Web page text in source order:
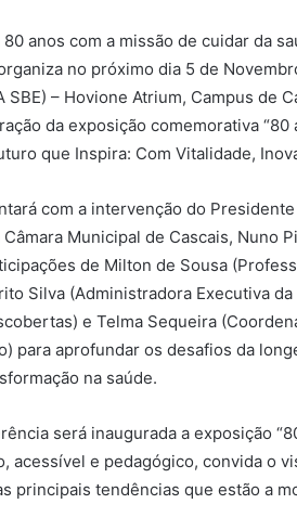
80 anos com a missão de cuidar da
no próximo dia 5 de
SBE) – Hovione Atrium, Campus de
da exposição comemorativa “80
que Inspira: Com Vitalidade,
com a intervenção do
Municipal de Cascais, Nuno
de Milton de Sousa
Silva (Administradora Executiva
e Telma Sequeira
para aprofundar os desafios da
na saúde.
será inaugurada a exposição
acessível e pedagógico, convida o
principais tendências que estão a